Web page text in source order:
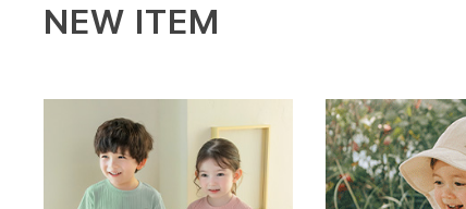
NEW ITEM